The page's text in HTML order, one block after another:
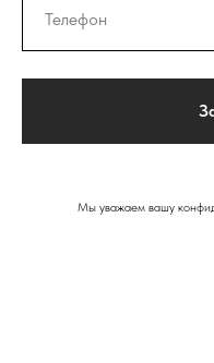
Мы уважаем вашу